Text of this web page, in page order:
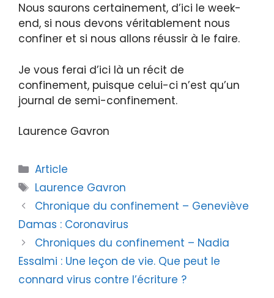
Nous saurons certainement, d’ici le week-
end, si nous devons véritablement nous
confiner et si nous allons réussir à le faire.
Je vous ferai d’ici là un récit de
confinement, puisque celui-ci n’est qu’un
journal de semi-confinement.
Laurence Gavron
Article
Laurence Gavron
Chronique du confinement – Geneviève
Damas : Coronavirus
Chroniques du confinement – Nadia
Essalmi : Une leçon de vie. Que peut le
connard virus contre l’écriture ?